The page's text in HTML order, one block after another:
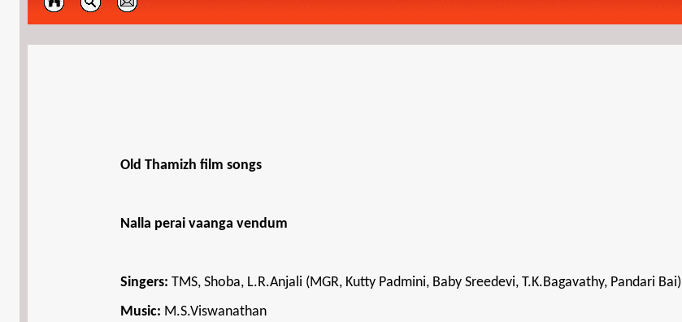
Old Thamizh film songs
Nalla perai vaanga vendum
Singers: TMS, Shoba, L.R.Anjali (MGR, Kutty Padmini, Baby Sreedevi, T.K.Bagavathy, Pandari Bai)
Music: M.S.Viswanathan